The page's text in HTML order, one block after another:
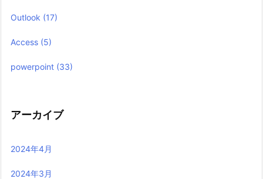
Outlook (17)
Access (5)
powerpoint (33)
アーカイブ
2024年4月
2024年3月